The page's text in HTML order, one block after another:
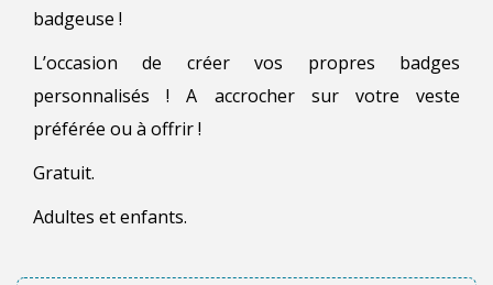
badgeuse !
L’occasion de créer vos propres badges
personnalisés ! A accrocher sur votre veste
préférée ou à offrir !
Gratuit.
Adultes et enfants.